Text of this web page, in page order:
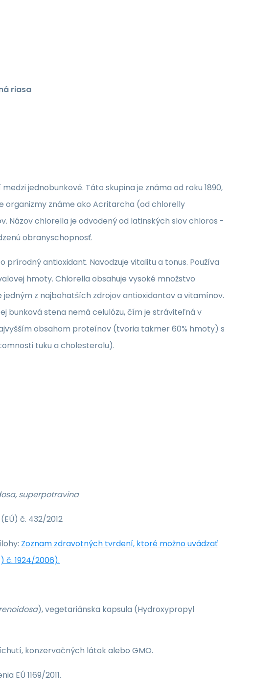
riasa
jednobunkové. Táto skupina je známa od roku 1890,
organizmy známe ako Acritarcha (od chlorelly
Názov chlorella je odvodený od latinských slov chloros -
obranyschopnosť.
antioxidant. Navodzuje vitalitu a tonus. Používa
hmoty. Chlorella obsahuje vysoké množstvo
z najbohatších zdrojov antioxidantov a vitamínov.
bunková stena nemá celulózu, čím je stráviteľná v
obsahom proteínov (tvoria takmer 60% hmoty) s
tuku a cholesterolu).
superpotravina
č. 432/2012
Zoznam zdravotných tvrdení, ktoré možno uvádzať
č. 1924/2006).
), vegetariánska kapsula (Hydroxypropyl
konzervačných látok alebo GMO.
EÚ 1169/2011.